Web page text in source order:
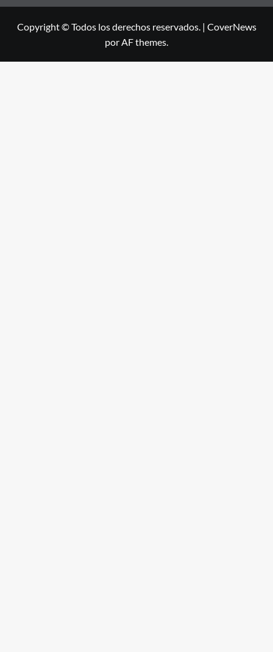
Copyright © Todos los derechos reservados. | CoverNews
por AF themes.